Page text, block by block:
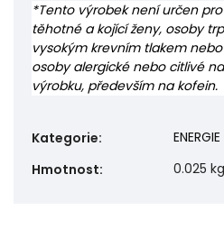
*Tento výrobek není určen
těhotné a kojící ženy, osoby
vysokým krevním tlakem
osoby alergické nebo citlivé
výrobku, především na kofein.
Kategorie:
Hmotnost: 0.025 kg